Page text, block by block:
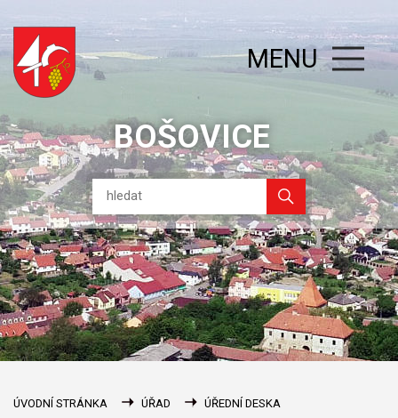
BOŠOVICE
MENU
ÚVODNÍ STRÁNKA ÚŘAD ÚŘEDNÍ DESKA